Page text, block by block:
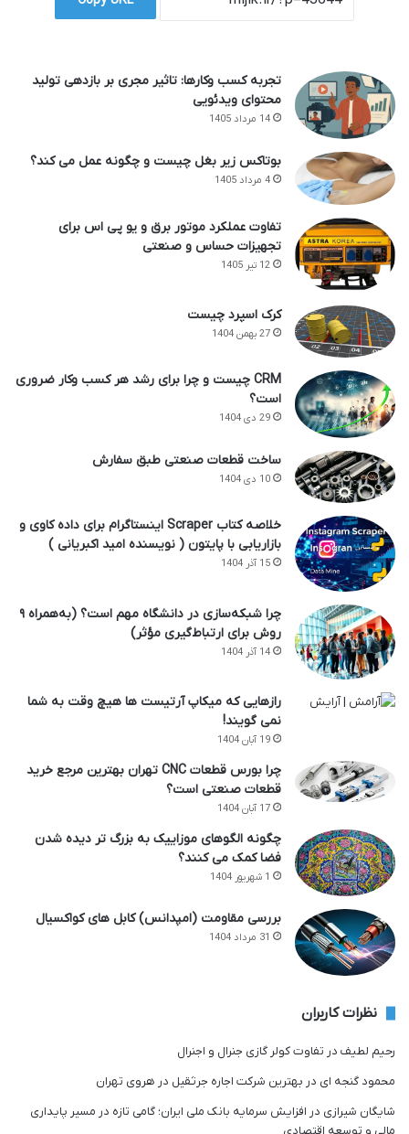
تجربه کسب وکارها: تاثیر مجری بر بازدهی تولید
محتوای ویدئویی
14 مرداد 1405
بوتاکس زیر بغل چیست و چگونه عمل می کند؟
4 مرداد 1405
تفاوت عملکرد موتور برق و یو پی اس برای
تجهیزات حساس و صنعتی
12 تیر 1405
کرک اسپرد چیست
27 بهمن 1404
CRM چیست و چرا برای رشد هر کسب وکار ضروری
است؟
29 دی 1404
ساخت قطعات صنعتی طبق سفارش
10 دی 1404
خلاصه کتاب Scraper اینستاگرام برای داده کاوی و
بازاریابی با پایتون ( نویسنده امید اکبریانی )
15 آذر 1404
چرا شبکه‌سازی در دانشگاه مهم است؟ (به‌همراه ۹
روش برای ارتباط‌گیری مؤثر)
14 آذر 1404
رازهایی که میکاپ آرتیست ها هیچ وقت به شما
نمی گویند!
19 آبان 1404
چرا بورس قطعات CNC تهران بهترین مرجع خرید
قطعات صنعتی است؟
17 آبان 1404
چگونه الگوهای موزاییک به بزرگ تر دیده شدن
فضا کمک می کنند؟
1 شهریور 1404
بررسی مقاومت (امپدانس) کابل های کواکسیال
31 مرداد 1404
نظرات کاربران
رحیم لطیف در تفاوت کولر گازی جنرال و اجنرال
محمود گنجه ای در بهترین شرکت اجاره جرثقیل در هروی تهران
شایگان شیرازی در افزایش سرمایه بانک ملی ایران؛ گامی تازه در مسیر پایداری